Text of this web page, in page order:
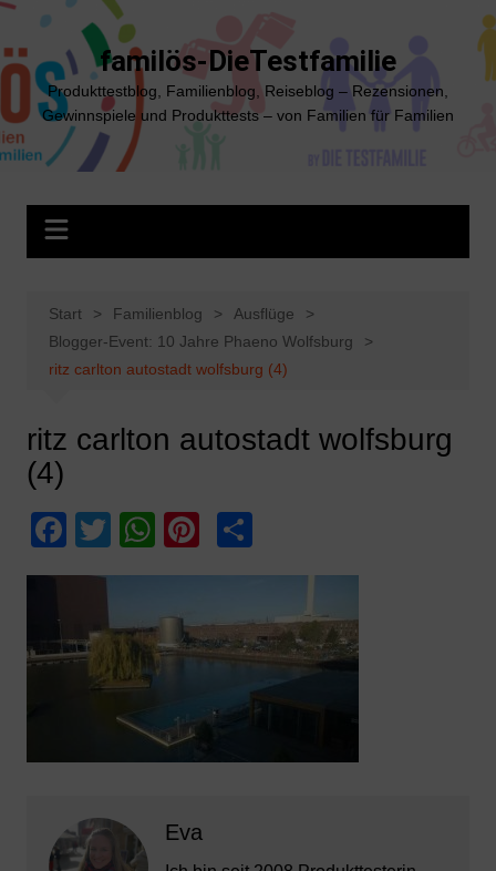
Zum
springen
familös-DieTestfamilie
Produkttestblog, Familienblog, Reiseblog – Rezensionen,
Gewinnspiele und Produkttests – von Familien für Familien
Start Familienblog
Ausflüge
Blogger-Event: 10 Jahre Phaeno Wolfsburg
ritz carlton autostadt wolfsburg (4)
ritz carlton autostadt wolfsburg
(4)
F
a
e
b
k
T
w
er
W
h
s
A
p
Pi
nt
e
st
T
ei
n
Eva